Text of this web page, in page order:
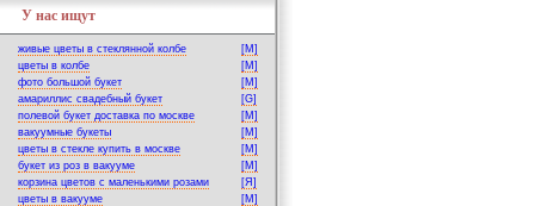
У нас ищут
живые цветы в стеклянной колбе
[M]
цветы в колбе
[M]
фото большой букет
[M]
амариллис свадебный букет
[G]
полевой букет доставка по москве
[M]
вакуумные букеты
[M]
цветы в стекле купить в москве
[M]
букет из роз в вакууме
[M]
корзина цветов с маленькими розами
[Я]
цветы в вакууме
[M]